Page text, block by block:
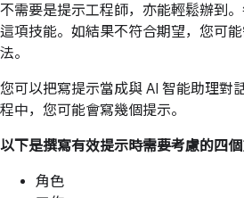
不需要是提示工程師，亦能輕鬆辦到
這項技能。如結果不符合期望，您可
法。
您可以把寫提示當成與 AI 智能助理對
程中，您可能會寫幾個提示。
以下是撰寫有效提示時需要考慮的四
角色